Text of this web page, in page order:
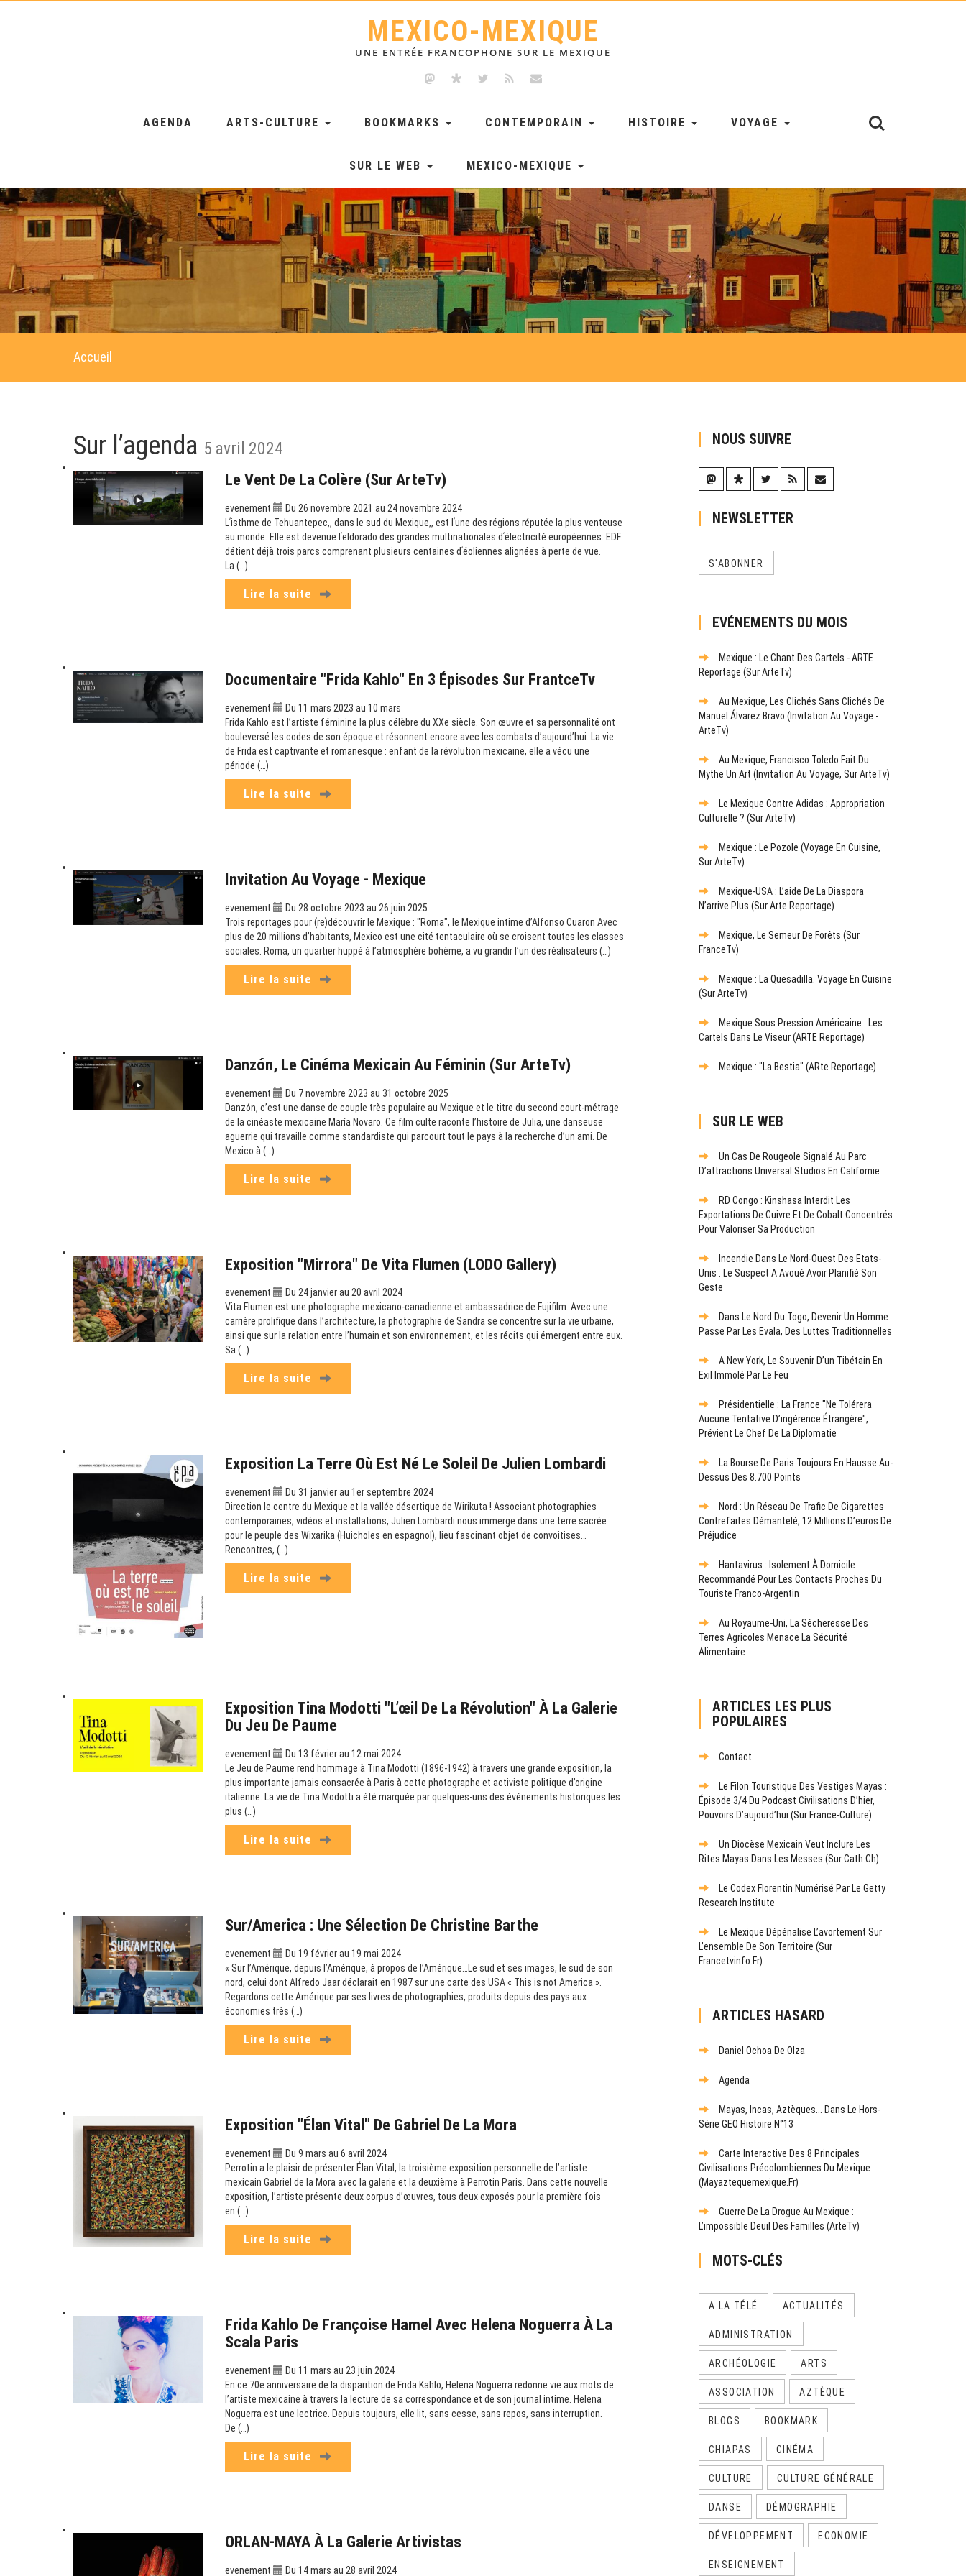
MEXICO-MEXIQUE
UNE ENTRÉE FRANCOPHONE SUR LE MEXIQUE
AGENDA ARTS-CULTURE BOOKMARKS CONTEMPORAIN HISTOIRE VOYAGE
SUR LE WEB MEXICO-MEXIQUE
Accueil
Sur l’agenda 5 avril 2024
Le Vent De La Colère (sur ArteTv)
evenement
Du 26 novembre 2021 au 24 novembre 2024
Lʹisthme de Tehuantepec,, dans le sud du Mexique,, est lʹune des régions réputée la plus venteuse
au monde. Elle est devenue lʹeldorado des grandes multinationales dʹélectricité européennes. EDF
détient déjà trois parcs comprenant plusieurs centaines dʹéoliennes alignées à perte de vue.
La (…)
Lire la suite
Documentaire "Frida Kahlo" En 3 Épisodes Sur FrantceTv
evenement
Du 11 mars 2023 au 10 mars
Frida Kahlo est l’artiste féminine la plus célèbre du XXe siècle. Son œuvre et sa personnalité ont
bouleversé les codes de son époque et résonnent encore avec les combats d’aujourd’hui. La vie
de Frida est captivante et romanesque : enfant de la révolution mexicaine, elle a vécu une
période (…)
Lire la suite
Invitation Au Voyage - Mexique
evenement
Du 28 octobre 2023 au 26 juin 2025
Trois reportages pour (re)découvrir le Mexique : "Roma", le Mexique intime d’Alfonso Cuaron Avec
plus de 20 millions d’habitants, Mexico est une cité tentaculaire où se croisent toutes les classes
sociales. Roma, un quartier huppé à l’atmosphère bohème, a vu grandir l’un des réalisateurs (…)
Lire la suite
Danzón, Le Cinéma Mexicain Au Féminin (sur ArteTv)
evenement
Du 7 novembre 2023 au 31 octobre 2025
Danzón, c’est une danse de couple très populaire au Mexique et le titre du second court-métrage
de la cinéaste mexicaine María Novaro. Ce film culte raconte l’histoire de Julia, une danseuse
aguerrie qui travaille comme standardiste qui parcourt tout le pays à la recherche d’un ami. De
Mexico à (…)
Lire la suite
Exposition "Mirrora" De Vita Flumen (LODO Gallery)
evenement
Du 24 janvier au 20 avril 2024
Vita Flumen est une photographe mexicano-canadienne et ambassadrice de Fujifilm. Avec une
carrière prolifique dans l’architecture, la photographie de Sandra se concentre sur la vie urbaine,
ainsi que sur la relation entre l’humain et son environnement, et les récits qui émergent entre eux.
Sa (…)
Lire la suite
Exposition La Terre Où Est Né Le Soleil De Julien Lombardi
evenement
Du 31 janvier au 1er septembre 2024
Direction le centre du Mexique et la vallée désertique de Wirikuta ! Associant photographies
contemporaines, vidéos et installations, Julien Lombardi nous immerge dans une terre sacrée
pour le peuple des Wixarika (Huicholes en espagnol), lieu fascinant objet de convoitises…
Rencontres, (…)
Lire la suite
Exposition Tina Modotti "L’œil De La Révolution" À La Galerie
Du Jeu De Paume
evenement
Du 13 février au 12 mai 2024
Le Jeu de Paume rend hommage à Tina Modotti (1896-1942) à travers une grande exposition, la
plus importante jamais consacrée à Paris à cette photographe et activiste politique d’origine
italienne. La vie de Tina Modotti a été marquée par quelques-uns des événements historiques les
plus (…)
Lire la suite
Sur/America : Une Sélection De Christine Barthe
evenement
Du 19 février au 19 mai 2024
« Sur l’Amérique, depuis l’Amérique, à propos de l’Amérique…Le sud et ses images, le sud de son
nord, celui dont Alfredo Jaar déclarait en 1987 sur une carte des USA « This is not America ».
Regardons cette Amérique par ses livres de photographies, produits depuis des pays aux
économies très (…)
Lire la suite
Exposition "Élan Vital" De Gabriel De La Mora
evenement
Du 9 mars au 6 avril 2024
Perrotin a le plaisir de présenter Élan Vital, la troisième exposition personnelle de l’artiste
mexicain Gabriel de la Mora avec la galerie et la deuxième à Perrotin Paris. Dans cette nouvelle
exposition, l’artiste présente deux corpus d’œuvres, tous deux exposés pour la première fois
en (…)
Lire la suite
Frida Kahlo De Françoise Hamel Avec Helena Noguerra À La
Scala Paris
evenement
Du 11 mars au 23 juin 2024
En ce 70e anniversaire de la disparition de Frida Kahlo, Helena Noguerra redonne vie aux mots de
l’artiste mexicaine à travers la lecture de sa correspondance et de son journal intime. Helena
Noguerra est une lectrice. Depuis toujours, elle lit, sans cesse, sans repos, sans interruption.
De (…)
Lire la suite
ORLAN-MAYA À La Galerie Artivistas
evenement Du 14 mars au 28 avril 2024
NOUS SUIVRE
NEWSLETTER
S'ABONNER
EVÉNEMENTS DU MOIS
Mexique : Le Chant Des Cartels - ARTE
Reportage (sur ArteTv)
Au Mexique, Les Clichés Sans Clichés De
Manuel Álvarez Bravo (Invitation Au Voyage -
ArteTv)
Au Mexique, Francisco Toledo Fait Du
Mythe Un Art (Invitation Au Voyage, Sur ArteTv)
Le Mexique Contre Adidas : Appropriation
Culturelle ? (sur ArteTv)
Mexique : Le Pozole (Voyage En Cuisine,
Sur ArteTv)
Mexique-USA : L’aide De La Diaspora
N’arrive Plus (sur Arte Reportage)
Mexique, Le Semeur De Forêts (sur
FranceTv)
Mexique : La Quesadilla. Voyage En Cuisine
(sur ArteTv)
Mexique Sous Pression Américaine : Les
Cartels Dans Le Viseur (ARTE Reportage)
Mexique : "La Bestia" (ARte Reportage)
SUR LE WEB
Un Cas De Rougeole Signalé Au Parc
D’attractions Universal Studios En Californie
RD Congo : Kinshasa Interdit Les
Exportations De Cuivre Et De Cobalt Concentrés
Pour Valoriser Sa Production
Incendie Dans Le Nord-Ouest Des Etats-
Unis : Le Suspect A Avoué Avoir Planifié Son
Geste
Dans Le Nord Du Togo, Devenir Un Homme
Passe Par Les Evala, Des Luttes Traditionnelles
A New York, Le Souvenir D’un Tibétain En
Exil Immolé Par Le Feu
Présidentielle : La France "ne Tolérera
Aucune Tentative D’ingérence Étrangère",
Prévient Le Chef De La Diplomatie
La Bourse De Paris Toujours En Hausse Au-
Dessus Des 8.700 Points
Nord : Un Réseau De Trafic De Cigarettes
Contrefaites Démantelé, 12 Millions D’euros De
Préjudice
Hantavirus : Isolement À Domicile
Recommandé Pour Les Contacts Proches Du
Touriste Franco-Argentin
Au Royaume-Uni, La Sécheresse Des
Terres Agricoles Menace La Sécurité
Alimentaire
ARTICLES LES PLUS
POPULAIRES
Contact
Le Filon Touristique Des Vestiges Mayas :
Épisode 3/4 Du Podcast Civilisations D’hier,
Pouvoirs D’aujourd’hui (sur France-Culture)
Un Diocèse Mexicain Veut Inclure Les
Rites Mayas Dans Les Messes (sur Cath.ch)
Le Codex Florentin Numérisé Par Le Getty
Research Institute
Le Mexique Dépénalise L’avortement Sur
L’ensemble De Son Territoire (sur
Francetvinfo.fr)
ARTICLES HASARD
Daniel Ochoa De Olza
Agenda
Mayas, Incas, Aztèques... Dans Le Hors-
Série GEO Histoire N°13
Carte Interactive Des 8 Principales
Civilisations Précolombiennes Du Mexique
(mayaztequemexique.fr)
Guerre De La Drogue Au Mexique :
L’impossible Deuil Des Familles (ArteTv)
MOTS-CLÉS
A LA TÉLÉ ACTUALITÉS
ADMINISTRATION
ARCHÉOLOGIE ARTS
ASSOCIATION AZTÈQUE
BLOGS BOOKMARK
CHIAPAS CINÉMA
CULTURE CULTURE GÉNÉRALE
DANSE DÉMOGRAPHIE
DÉVELOPPEMENT ECONOMIE
ENSEIGNEMENT